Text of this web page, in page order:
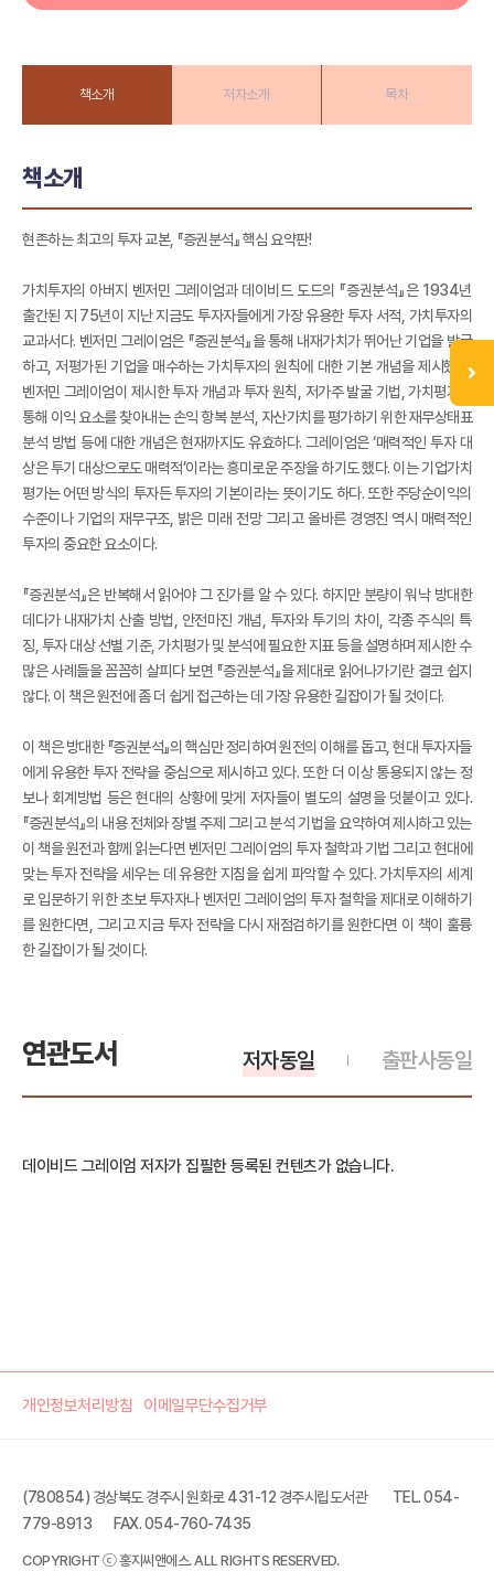
책소개 저자소개 목차
책소개
현존하는 최고의 투자 교본, 『증권분석』 핵심 요약판!
가치투자의 아버지 벤저민 그레이엄과 데이비드 도드의 『증권분석』은 1934년
출간된 지 75년이 지난 지금도 투자자들에게 가장 유용한 투자 서적, 가치투자의
교과서다. 벤저민 그레이엄은 『증권분석』을 통해 내재가치가 뛰어난 기업을 발굴
하고, 저평가된 기업을 매수하는 가치투자의 원칙에 대한 기본 개념을 제시했다.
벤저민 그레이엄이 제시한 투자 개념과 투자 원칙, 저가주 발굴 기법, 가치평가를
통해 이익 요소를 찾아내는 손익 항복 분석, 자산가치를 평가하기 위한 재무상태표
분석 방법 등에 대한 개념은 현재까지도 유효하다. 그레이엄은 ‘매력적인 투자 대
상은 투기 대상으로도 매력적’이라는 흥미로운 주장을 하기도 했다. 이는 기업가치
평가는 어떤 방식의 투자든 투자의 기본이라는 뜻이기도 하다. 또한 주당순이익의
수준이나 기업의 재무구조, 밝은 미래 전망 그리고 올바른 경영진 역시 매력적인
투자의 중요한 요소이다.
『증권분석』은 반복해서 읽어야 그 진가를 알 수 있다. 하지만 분량이 워낙 방대한
데다가 내재가치 산출 방법, 안전마진 개념, 투자와 투기의 차이, 각종 주식의 특
징, 투자 대상 선별 기준, 가치평가 및 분석에 필요한 지표 등을 설명하며 제시한 수
많은 사례들을 꼼꼼히 살피다 보면 『증권분석』을 제대로 읽어나가기란 결코 쉽지
않다. 이 책은 원전에 좀 더 쉽게 접근하는 데 가장 유용한 길잡이가 될 것이다.
이 책은 방대한 『증권분석』의 핵심만 정리하여 원전의 이해를 돕고, 현대 투자자들
에게 유용한 투자 전략을 중심으로 제시하고 있다. 또한 더 이상 통용되지 않는 정
보나 회계방법 등은 현대의 상황에 맞게 저자들이 별도의 설명을 덧붙이고 있다.
『증권분석』의 내용 전체와 장별 주제 그리고 분석 기법을 요약하여 제시하고 있는
이 책을 원전과 함께 읽는다면 벤저민 그레이엄의 투자 철학과 기법 그리고 현대에
맞는 투자 전략을 세우는 데 유용한 지침을 쉽게 파악할 수 있다. 가치투자의 세계
로 입문하기 위한 초보 투자자나 벤저민 그레이엄의 투자 철학을 제대로 이해하기
를 원한다면, 그리고 지금 투자 전략을 다시 재점검하기를 원한다면 이 책이 훌륭
한 길잡이가 될 것이다.
연관도서 출판사동일
저자동일
데이비드 그레이엄 저자가 집필한 등록된 컨텐츠가 없습니다.
개인정보처리방침 이메일무단수집거부
(780854) 경상북도 경주시 원화로 431-12 경주시립도서관
TEL. 054-
779-8913
FAX. 054-760-7435
COPYRIGHT ⓒ 홍지씨앤에스. ALL RIGHTS RESERVED.